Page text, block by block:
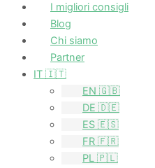
I migliori consigli
Blog
Chi siamo
Partner
IT 🇮🇹
EN 🇬🇧
DE 🇩🇪
ES 🇪🇸
FR 🇫🇷
PL 🇵🇱